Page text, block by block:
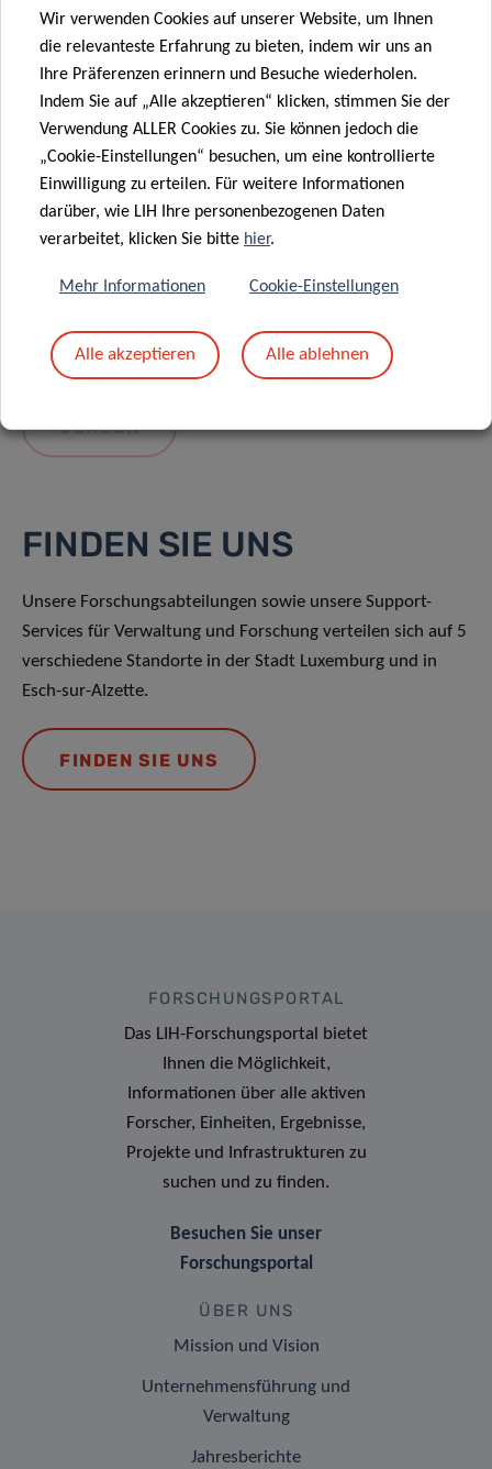
Mit dem Absenden Ihrer Nachricht erklären Sie
Datenschutzrichtlinie.
FINDEN SIE UNS
Unsere Forschungsabteilungen sowie unsere Support-
Services für Verwaltung und Forschung verteilen sich auf 5
verschiedene Standorte in der Stadt Luxemburg und in
Esch-sur-Alzette.
FINDEN SIE UNS
FORSCHUNGSPORTAL
Das LIH-Forschungsportal bietet
Ihnen die Möglichkeit,
Informationen über alle aktiven
Forscher, Einheiten, Ergebnisse,
Projekte und Infrastrukturen zu
suchen und zu finden.
Besuchen Sie unser
Forschungsportal
ÜBER UNS
Mission und Vision
Unternehmensführung und
Verwaltung
Jahresberichte
Wir verwenden Cookies auf unserer Website, um Ihnen
die relevanteste Erfahrung zu bieten, indem wir uns an
Ihre Präferenzen erinnern und Besuche wiederholen.
Indem Sie auf „Alle akzeptieren“ klicken, stimmen Sie der
Verwendung ALLER Cookies zu. Sie können jedoch die
„Cookie-Einstellungen“ besuchen, um eine kontrollierte
Einwilligung zu erteilen. Für weitere Informationen
darüber, wie LIH Ihre personenbezogenen Daten
verarbeitet, klicken Sie bitte hier.
Mehr Informationen Cookie-Einstellungen
Alle akzeptieren Alle ablehnen